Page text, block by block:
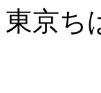
東京ち